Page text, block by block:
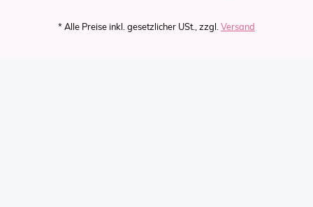
* Alle Preise inkl. gesetzlicher USt., zzgl. Versand